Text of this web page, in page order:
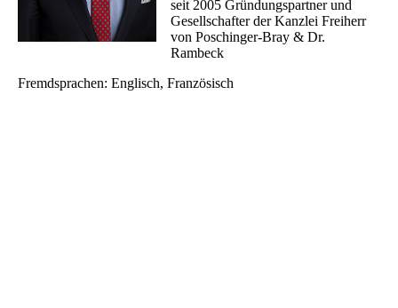
seit 2005 Gründungspartner und
Gesellschafter der Kanzlei Freiherr
von Poschinger-Bray & Dr.
Rambeck
Fremdsprachen: Englisch, Französisch